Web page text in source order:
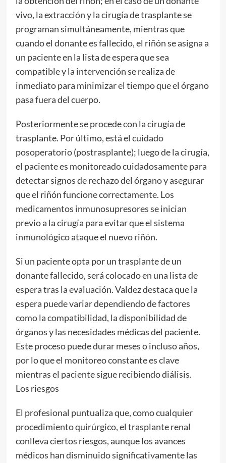
vivo, la extracción y la cirugía de trasplante se
programan simultáneamente, mientras que
cuando el donante es fallecido, el riñón se asigna a
un paciente en la lista de espera que sea
compatible y la intervención se realiza de
inmediato para minimizar el tiempo que el órgano
pasa fuera del cuerpo.
Posteriormente se procede con la cirugía de
trasplante. Por último, está el cuidado
posoperatorio (postrasplante); luego de la cirugía,
el paciente es monitoreado cuidadosamente para
detectar signos de rechazo del órgano y asegurar
que el riñón funcione correctamente. Los
medicamentos inmunosupresores se inician
previo a la cirugía para evitar que el sistema
inmunológico ataque el nuevo riñón.
Si un paciente opta por un trasplante de un
donante fallecido, será colocado en una lista de
espera tras la evaluación. Valdez destaca que la
espera puede variar dependiendo de factores
como la compatibilidad, la disponibilidad de
órganos y las necesidades médicas del paciente.
Este proceso puede durar meses o incluso años,
por lo que el monitoreo constante es clave
mientras el paciente sigue recibiendo diálisis.
Los riesgos
El profesional puntualiza que, como cualquier
procedimiento quirúrgico, el trasplante renal
conlleva ciertos riesgos, aunque los avances
médicos han disminuido significativamente las